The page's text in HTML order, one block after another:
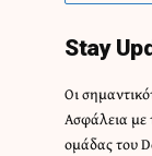
Stay
Οι
Ασφάλεια με
ομάδας του